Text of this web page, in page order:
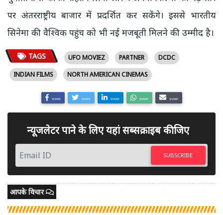
पर अंतरराष्ट्रीय बाजार में प्रदर्शित कर सकेंगे। इससे भारतीय
सिनेमा की वैश्विक पहुंच को भी नई मजबूती मिलने की उम्मीद है।
TAGS UFO MOVIEZ PARTNER
DCDC
INDIAN FILMS
NORTH AMERICAN CINEMAS
SHARE SHARE SHARE SHARE SHARE
न्यूजलेटर पाने के लिए यहां सब्सक्राइब कीजिए
SUBSCRIBE
आपके विचार